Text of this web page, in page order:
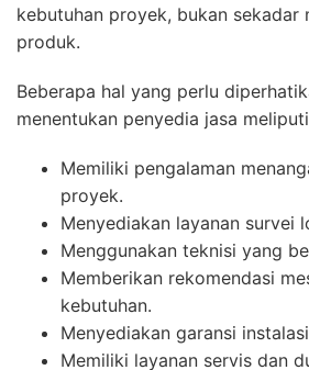
kebutuhan proyek, bukan sekadar
produk.
Beberapa hal yang perlu
menentukan penyedia jasa
Memiliki pengalaman
proyek.
Menyediakan layanan survei
Menggunakan teknisi yang
Memberikan rekomendasi
kebutuhan.
Menyediakan garansi
Memiliki layanan servis dan